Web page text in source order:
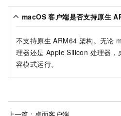
macOS 客户端是否支持原生
不支持原生 ARM64 架构。无论
理器还是 Apple Silicon 处理器
容模式运行。